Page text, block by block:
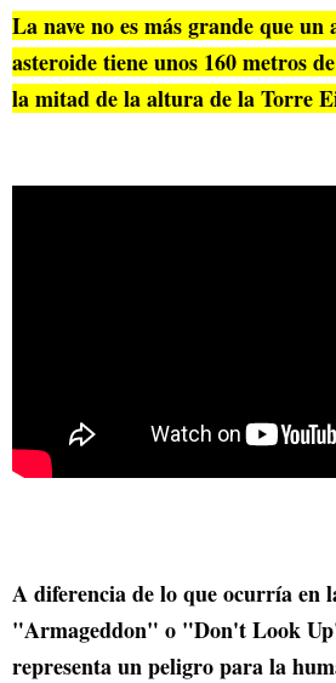
La nave no es más grande que
asteroide tiene unos 160 metros
la mitad de la altura de la Torre
A diferencia de lo que ocurría en
"Armageddon" o "Don't Look
representa un peligro para la